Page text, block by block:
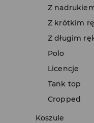
Z
Z krótkim
Z długim
Polo
Licencje
Tank top
Cropped
Koszule